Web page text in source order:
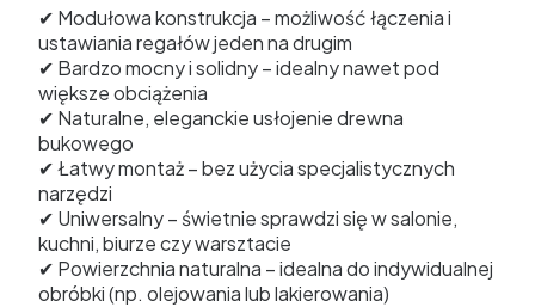
✔ Modułowa konstrukcja – możliwość łączenia i
ustawiania regałów jeden na drugim
✔ Bardzo mocny i solidny – idealny nawet pod
większe obciążenia
✔ Naturalne, eleganckie usłojenie drewna
bukowego
✔ Łatwy montaż – bez użycia specjalistycznych
narzędzi
✔ Uniwersalny – świetnie sprawdzi się w salonie,
kuchni, biurze czy warsztacie
✔ Powierzchnia naturalna – idealna do indywidualnej
obróbki (np. olejowania lub lakierowania)